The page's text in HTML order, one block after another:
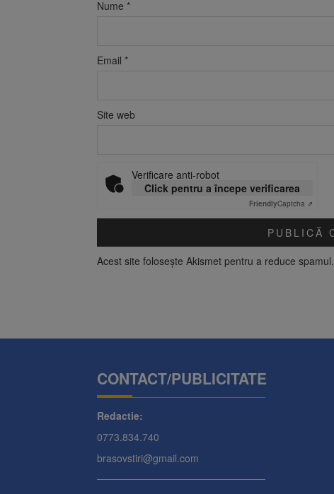
Nume *
Email *
Site web
Verificare anti-robot
Click pentru a începe verificarea
FriendlyCaptcha ⇗
Acest site folosește Akismet pentru a reduce spamul.
CONTACT/PUBLICITATE
Redactie:
0773.834.740
brasovstiri@gmail.com